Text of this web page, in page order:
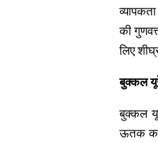
की
लिए
बुक्कल
बुक्कल
ऊतक का